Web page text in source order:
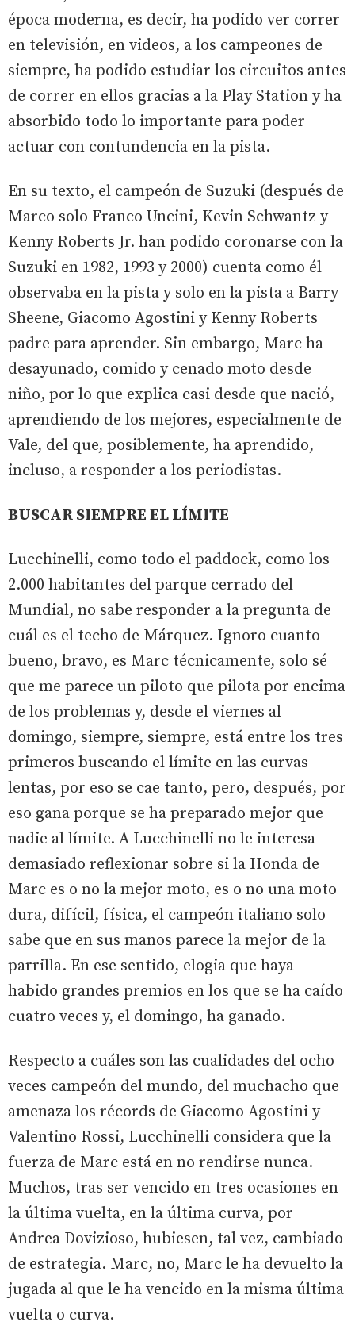
época moderna, es decir, ha podido ver correr
en televisión, en videos, a los campeones de
siempre, ha podido estudiar los circuitos antes
de correr en ellos gracias a la Play Station y ha
absorbido todo lo importante para poder
actuar con contundencia en la pista.
En su texto, el campeón de Suzuki (después de
Marco solo Franco Uncini, Kevin Schwantz y
Kenny Roberts Jr. han podido coronarse con la
Suzuki en 1982, 1993 y 2000) cuenta como él
observaba en la pista y solo en la pista a Barry
Sheene, Giacomo Agostini y Kenny Roberts
padre para aprender. Sin embargo, Marc ha
desayunado, comido y cenado moto desde
niño, por lo que explica casi desde que nació,
aprendiendo de los mejores, especialmente de
Vale, del que, posiblemente, ha aprendido,
incluso, a responder a los periodistas.
BUSCAR SIEMPRE EL LÍMITE
Lucchinelli, como todo el paddock, como los
2.000 habitantes del parque cerrado del
Mundial, no sabe responder a la pregunta de
cuál es el techo de Márquez. Ignoro cuanto
bueno, bravo, es Marc técnicamente, solo sé
que me parece un piloto que pilota por encima
de los problemas y, desde el viernes al
domingo, siempre, siempre, está entre los tres
primeros buscando el límite en las curvas
lentas, por eso se cae tanto, pero, después, por
eso gana porque se ha preparado mejor que
nadie al límite. A Lucchinelli no le interesa
demasiado reflexionar sobre si la Honda de
Marc es o no la mejor moto, es o no una moto
dura, difícil, física, el campeón italiano solo
sabe que en sus manos parece la mejor de la
parrilla. En ese sentido, elogia que haya
habido grandes premios en los que se ha caído
cuatro veces y, el domingo, ha ganado.
Respecto a cuáles son las cualidades del ocho
veces campeón del mundo, del muchacho que
amenaza los récords de Giacomo Agostini y
Valentino Rossi, Lucchinelli considera que la
fuerza de Marc está en no rendirse nunca.
Muchos, tras ser vencido en tres ocasiones en
la última vuelta, en la última curva, por
Andrea Dovizioso, hubiesen, tal vez, cambiado
de estrategia. Marc, no, Marc le ha devuelto la
jugada al que le ha vencido en la misma última
vuelta o curva.